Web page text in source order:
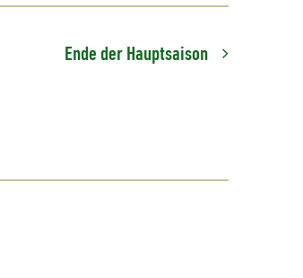
Ende der Hauptsaison